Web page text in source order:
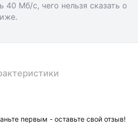
40 Мб/с, чего нельзя сказать о
первым - оставьте свой отзыв!